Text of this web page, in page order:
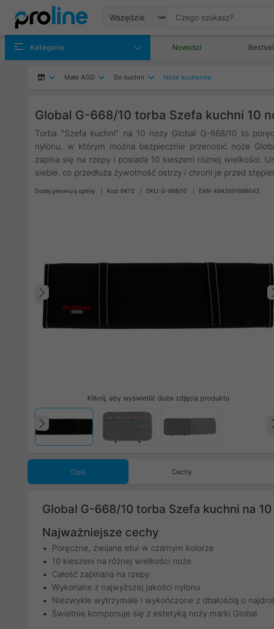
Kategorie Nowości
Małe AGD Do kuchni Noże kuchenne
Global G-668/10 torba Szefa kuchni 10
Torba "Szefa kuchni" na 10 noży Global G-668/10 to
nylonu, w którym można bezpiecznie przenosić noże
zapina się na rzepy i posiada 10 kieszeni różnej wielkości.
siebie, co przedłuża żywotność ostrzy i chroni je przed
Dodaj pierwszą opinię Kod: 6472 SKU: G-668/10 EAN: 4943691668042
Poprzedni
Kliknij, aby wyświetlić duże zdjęcia produktu
Poprzedni
Opis Cechy
Global G-668/10 torba Szefa kuchni na
Najważniejsze cechy
Poręczne, zwijane etui w czarnym kolorze
10 kieszeni na różnej wielkości noże
Całość zapinana na rzepy
Wykonane z najwyższej jakości nylonu
Niezwykle wytrzymałe i wykończone z dbałością o
Świetnie komponuje się z estetyką noży marki Global